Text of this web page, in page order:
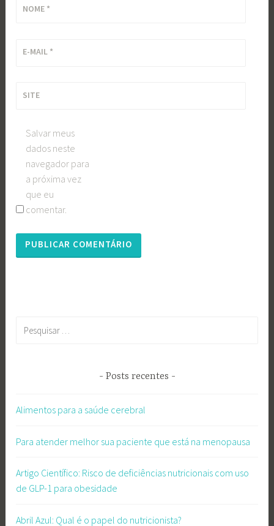
NOME *
E-MAIL *
SITE
Salvar meus
dados neste
navegador para
a próxima vez
que eu
comentar.
Posts recentes
Alimentos para a saúde cerebral
Para atender melhor sua paciente que está na menopausa
Artigo Científico: Risco de deficiências nutricionais com uso
de GLP-1 para obesidade
Abril Azul: Qual é o papel do nutricionista?